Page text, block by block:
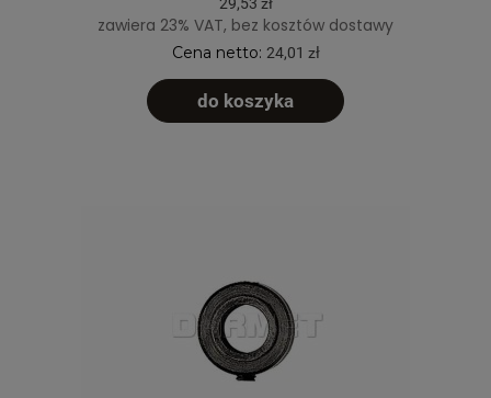
zawiera 23% VAT, bez kosztów dostawy
Cena netto: 24,01 zł
do koszyka